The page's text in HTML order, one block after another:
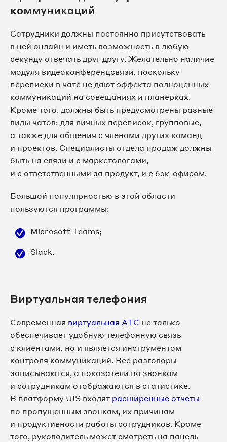
коммуникаций
Сотрудники должны постоянно присутствовать
в ней онлайн и иметь возможность в любую
секунду отвечать друг другу. Желательно наличие
модуля видеоконференцсвязи, поскольку
переписки в чате не дают эффекта полноценных
коммуникаций на совещаниях и планерках.
Кроме того, должны быть предусмотрены разные
виды чатов: для личных переписок, групповые,
а также для общения с членами других команд
и проектов. Специалисты отдела продаж должны
быть на связи и с маркетологами,
и с ответственными за продукт, и с бэк-офисом.
Большой популярностью в этой области
пользуются программы:
Microsoft Teams;
Slack.
Виртуальная телефония
Современная виртуальная АТС не только
обеспечивает удобную телефонную связь
с клиентами, но и является инструментом
контроля коммуникаций. Все разговоры
записываются, а показатели по звонкам
и сотрудникам отображаются в статистике.
В платформу UIS входят расширенные отчеты
по пропущенным звонкам, их причинам
и продуктивности работы сотрудников. Кроме
того, руководитель может смотреть на панель